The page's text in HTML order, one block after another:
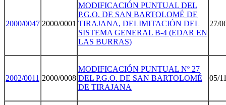
2000/0047 2000/0001
MODIFICACIÓN PUNTUAL DEL
P.G.O. DE SAN BARTOLOMÉ DE
TIRAJANA, DELIMITACIÓN DEL
SISTEMA GENERAL B-4 (EDAR EN
LAS BURRAS)
27/
2002/0011 2000/0008
MODIFICACIÓN PUNTUAL Nº 27
DEL P.G.O. DE SAN BARTOLOMÉ
DE TIRAJANA
05/